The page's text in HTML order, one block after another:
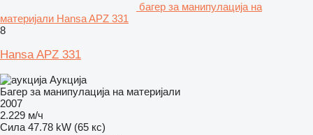
багер за манипулација на
материјали Hansa APZ 331
8
Hansa APZ 331
Аукција
Багер за манипулација на материјали
2007
2.229 м/ч
Сила 47.78 kW (65 кс)